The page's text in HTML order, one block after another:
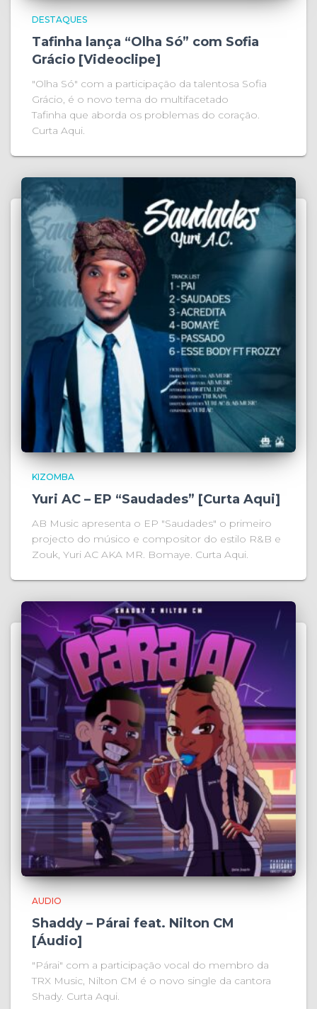
DESTAQUES
Tafinha lança “Olha Só” com Sofia
Grácio [Videoclipe]
"Olha Só" com a participação da talentosa Sofia
Grácio, é o novo tema do multifacetado
Tafinha que aborda os problemas do coração.
Curta Aqui.
KIZOMBA
Yuri AC – EP “Saudades” [Curta Aqui]
AB Music apresenta o EP "Saudades" o primeiro
projecto do músico e compositor do estilo R&B e
Zouk, Yuri AC AKA MR. Bomaye. Curta Aqui.
AUDIO
Shaddy – Párai feat. Nilton CM
[Áudio]
"Párai" com a participação vocal do membro da
TRX Music, Nilton CM é o novo single da cantora
Shady. Curta Aqui.